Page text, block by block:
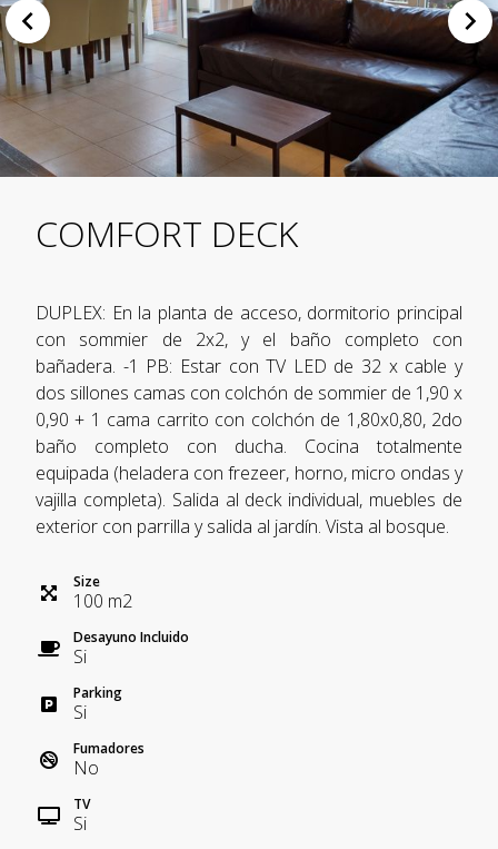
COMFORT DECK
DUPLEX: En la planta de acceso, dormitorio principal
con sommier de 2x2, y el baño completo con
bañadera. -1 PB: Estar con TV LED de 32 x cable y
dos sillones camas con colchón de sommier de 1,90 x
0,90 + 1 cama carrito con colchón de 1,80x0,80, 2do
baño completo con ducha. Cocina totalmente
equipada (heladera con frezeer, horno, micro ondas y
vajilla completa). Salida al deck individual, muebles de
exterior con parrilla y salida al jardín. Vista al bosque.
Size
100 m2
Desayuno Incluido
Si
Parking
Si
Fumadores
No
TV
Si